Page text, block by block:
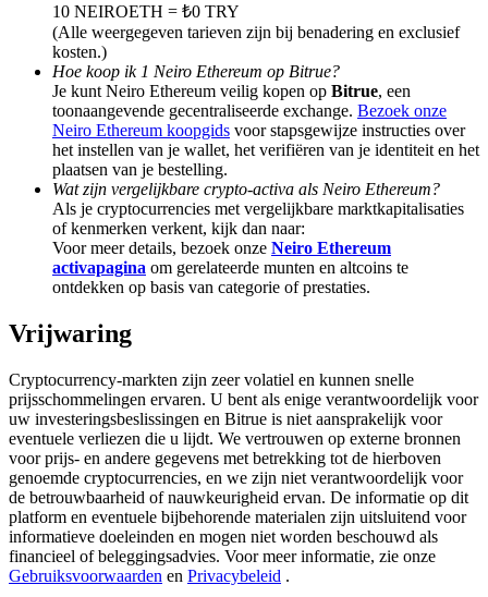
Deposit CASHCAT & Win
Share 500000 CASHCAT prize pool
Exclusive for BitMart Users
Register & Trade to Win 500,000 USDT
Precious Metals Trading Carnival
Trade Gold & Silver · 33,333 USDT Bonus
USDT New User Exclusive 10% APR
USDT Flexible Staking | Daily Rewards
10 NEIROETH = ₺0 TRY
(Alle weergegeven tarieven zijn bij benadering en exclusief
kosten.)
Hoe koop ik 1 Neiro Ethereum op Bitrue?
Je kunt Neiro Ethereum veilig kopen op Bitrue, een
toonaangevende gecentraliseerde exchange. Bezoek onze
Neiro Ethereum koopgids voor stapsgewijze instructies over
het instellen van je wallet, het verifiëren van je identiteit en het
plaatsen van je bestelling.
Wat zijn vergelijkbare crypto-activa als Neiro Ethereum?
Als je cryptocurrencies met vergelijkbare marktkapitalisaties
of kenmerken verkent, kijk dan naar:
Voor meer details, bezoek onze Neiro Ethereum
activapagina om gerelateerde munten en altcoins te
ontdekken op basis van categorie of prestaties.
Vrijwaring
Cryptocurrency-markten zijn zeer volatiel en kunnen snelle
prijsschommelingen ervaren. U bent als enige verantwoordelijk voor
uw investeringsbeslissingen en Bitrue is niet aansprakelijk voor
eventuele verliezen die u lijdt. We vertrouwen op externe bronnen
voor prijs- en andere gegevens met betrekking tot de hierboven
genoemde cryptocurrencies, en we zijn niet verantwoordelijk voor
de betrouwbaarheid of nauwkeurigheid ervan. De informatie op dit
platform en eventuele bijbehorende materialen zijn uitsluitend voor
informatieve doeleinden en mogen niet worden beschouwd als
financieel of beleggingsadvies. Voor meer informatie, zie onze
Gebruiksvoorwaarden en Privacybeleid .